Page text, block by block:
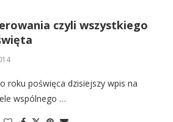
czyli wszystkiego
roku poświęca dzisiejszy wpis na
wspólnego …